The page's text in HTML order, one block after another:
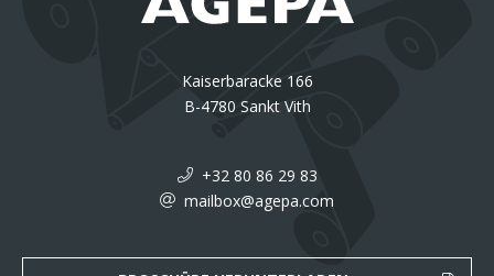
Kaiserbaracke 166
B-4780 Sankt Vith
+32 80 86 29 83
mailbox@agepa.com